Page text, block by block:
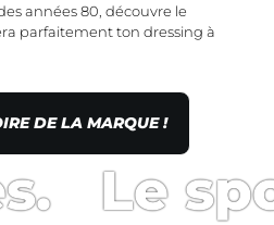
années 80, découvre le
parfaitement ton dressing à
DE LA MARQUE !